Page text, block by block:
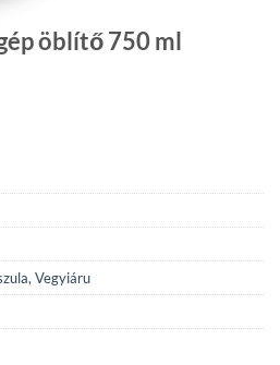
öblítő 750 ml
, Vegyiáru